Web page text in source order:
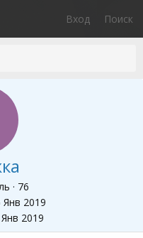
Вход Поиск
· 76
Янв 2019
2019